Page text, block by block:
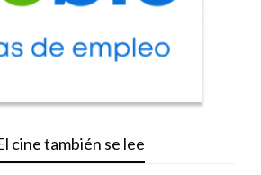
cine también se lee